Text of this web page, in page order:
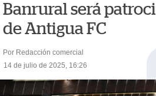
Banrural será
de Antigua FC
Por Redacción comercial
14 de julio de 2025, 16:26